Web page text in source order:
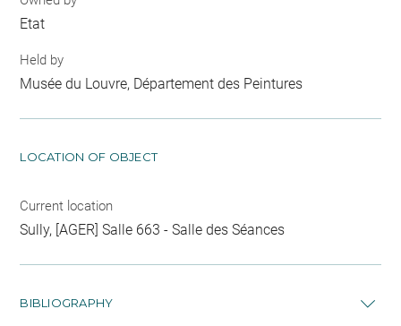
Etat
Held by
Musée du Louvre, Département des Peintures
LOCATION OF OBJECT
Current location
Sully, [AGER] Salle 663 - Salle des Séances
BIBLIOGRAPHY